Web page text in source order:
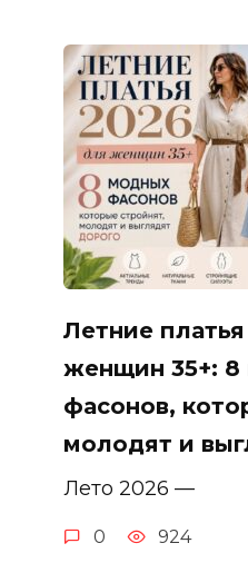
Летние
женщин 35+:
фасонов,
молодят и
Лето 2026 —
0 924